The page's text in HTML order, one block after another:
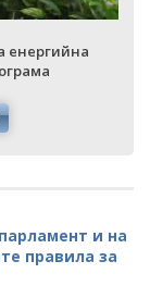
енергийна
и на
правила за